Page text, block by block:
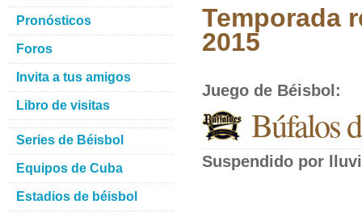
Temporada
2015
Juego de Béisbol :
Búfalos
Suspendido por
Pronósticos
Foros
Invita a tus amigos
Libro de visitas
Series de Béisbol
Equipos de Cuba
Estadios de béisbol